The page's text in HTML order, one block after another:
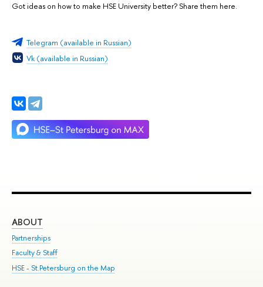
Got ideas on how to make HSE University better? Share them here.
Telegram (available in Russian)
Vk (available in Russian)
ABOUT
Partnerships
Faculty & Staff
HSE - St.Petersburg on the Map